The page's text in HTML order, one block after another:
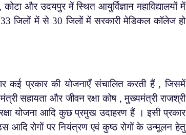
और उदयपुर में स्थित आयुर्विज्ञान महाविद्यालयों में
जिलों में से 30 जिलों में सरकारी मेडिकल कॉलेज हो
कई प्रकार की योजनाएँ संचालित करती हैं , जिसमें
सहायता और जीवन रक्षा कोष , मुख्यमंत्री राजश्री
योजना आदि कुछ प्रमुख उदाहरण हैं । इसी प्रकार
आदि रोगों पर नियंत्रण एवं कुष्ठ रोगों के उन्मूलन हेतु